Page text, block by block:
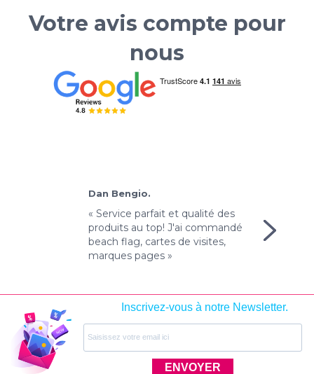
Votre avis compte pour
nous
Dan Bengio.
« Service parfait et qualité des
produits au top! J'ai commandé
beach flag, cartes de visites,
marques pages »
Inscrivez-vous à notre Newsletter.
ENVOYER